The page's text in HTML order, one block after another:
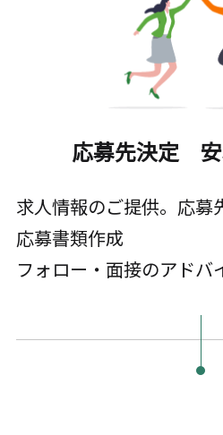
応募先決定 安
求人情報のご提供。応募
応募書類作成
フォロー・面接のアドバ